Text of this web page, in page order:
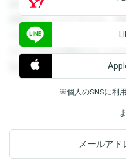
録すると回答を閲覧するこ
閲覧することができます。
できます。登録すると回答
すると回答を閲覧すること
覧することができます。
※個人のSNSに利
メールアド